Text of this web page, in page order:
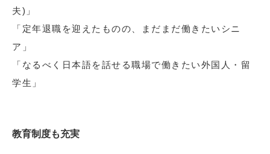
夫)」
「定年退職を迎えたものの、まだまだ働きたいシニ
ア」
「なるべく日本語を話せる職場で働きたい外国人・留
学生」
教育制度も充実